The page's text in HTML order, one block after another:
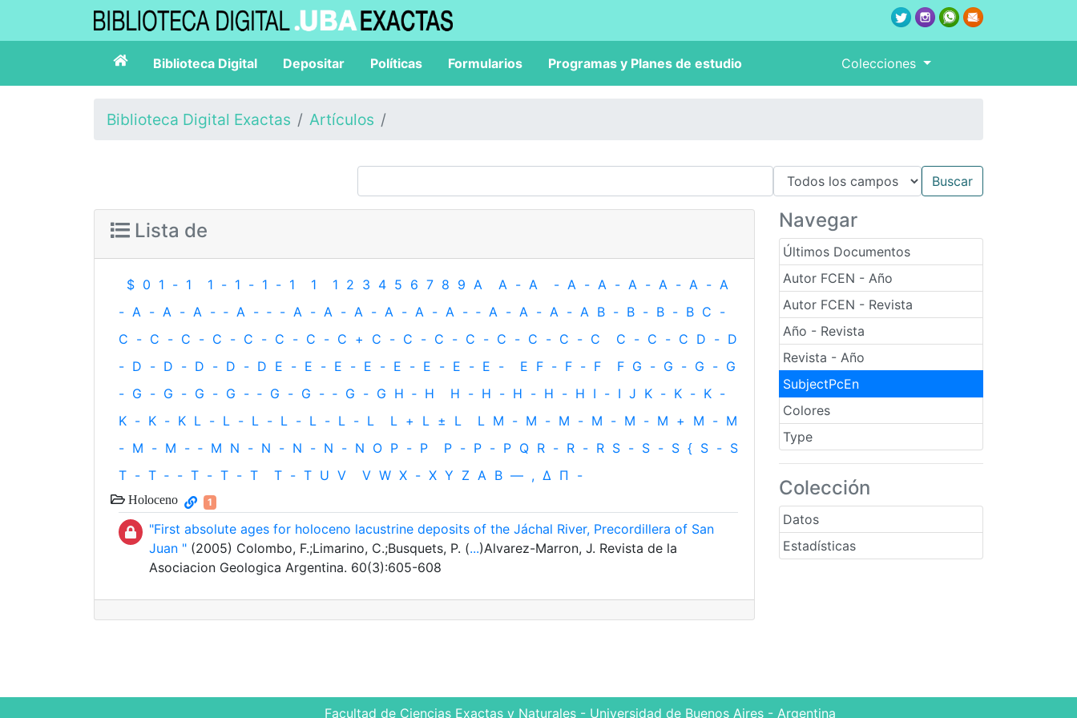
Biblioteca Digital Depositar Políticas Formularios Programas y Planes de estudio Colecciones
Biblioteca Digital Exactas Artículos
Navegar
Últimos Documentos
Autor FCEN - Año
Autor FCEN - Revista
Año - Revista
Revista - Año
SubjectPcEn
Colores
Type
Colección
Datos
Estadísticas
Lista de
$ 0 1 - 1 1 - 1 - 1 - 1 1 1 2 3 4 5 6 7 8 9 A A - A - A - A - A - A - A - A
- A - A - A - ‐ A - ‐ - A - A - A - A - A - A - ‐ A - A - A - A B - B - B - B C -
C - C - C - C - C - C - C - C + C - C - C - C - C - C - C - C C - C - C D - D
- D - D - D - D - D E - E - E - E - E - E - E - E - E F - F - F F G - G - G - G
- G - G - G - G - ‐ G - G - ‐ G - G H ‐ H H - H - H - H - H I - I J K - K - K -
K - K - K L - L - L - L - L - L - L L + L ± L L M - M - M - M - M - M + M - M
- M - M - ‐ M N - N - N - N - N O P - P P - P - P Q R - R - R S - S - S { S - S
T - T ‐ - T - T - T T - T U V V W X - X Y Z Α Β — , Δ Π -
Holoceno 1
"First absolute ages for holoceno lacustrine deposits of the Jáchal River, Precordillera of San
Juan " (2005) Colombo, F.;Limarino, C.;Busquets, P. (...)Alvarez-Marron, J. Revista de la
Asociacion Geologica Argentina. 60(3):605-608
Facultad de Ciencias Exactas y Naturales - Universidad de Buenos Aires - Argentina